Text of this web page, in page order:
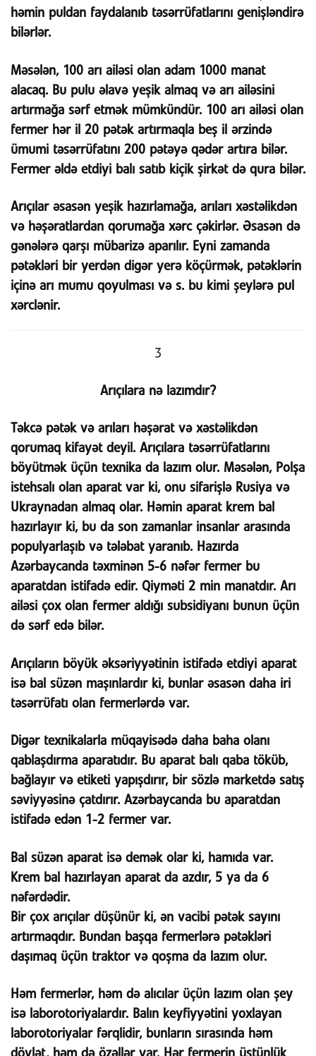
həmin puldan faydalanıb təsərrüfatlarını genişləndirə
bilərlər.
Məsələn, 100 arı ailəsi olan adam 1000 manat
alacaq. Bu pulu əlavə yeşik almaq və arı ailəsini
artırmağa sərf etmək mümkündür. 100 arı ailəsi olan
fermer hər il 20 pətək artırmaqla beş il ərzində
ümumi təsərrüfatını 200 pətəyə qədər artıra bilər.
Fermer əldə etdiyi balı satıb kiçik şirkət də qura bilər.
Arıçılar əsasən yeşik hazırlamağa, arıları xəstəlikdən
və həşəratlardan qorumağa xərc çəkirlər. Əsasən də
gənələrə qarşı mübarizə aparılır. Eyni zamanda
pətəkləri bir yerdən digər yerə köçürmək, pətəklərin
içinə arı mumu qoyulması və s. bu kimi şeylərə pul
xərclənir.
3
Arıçılara nə lazımdır?
Təkcə pətək və arıları həşərat və xəstəlikdən
qorumaq kifayət deyil. Arıçılara təsərrüfatlarını
böyütmək üçün texnika da lazım olur. Məsələn, Polşa
istehsalı olan aparat var ki, onu sifarişlə Rusiya və
Ukraynadan almaq olar. Həmin aparat krem bal
hazırlayır ki, bu da son zamanlar insanlar arasında
populyarlaşıb və tələbat yaranıb. Hazırda
Azərbaycanda təxminən 5-6 nəfər fermer bu
aparatdan istifadə edir. Qiyməti 2 min manatdır. Arı
ailəsi çox olan fermer aldığı subsidiyanı bunun üçün
də sərf edə bilər.
Arıçıların böyük əksəriyyətinin istifadə etdiyi aparat
isə bal süzən maşınlardır ki, bunlar əsasən daha iri
təsərrüfatı olan fermerlərdə var.
Digər texnikalarla müqayisədə daha baha olanı
qablaşdırma aparatıdır. Bu aparat balı qaba töküb,
bağlayır və etiketi yapışdırır, bir sözlə marketdə satış
səviyyəsinə çatdırır. Azərbaycanda bu aparatdan
istifadə edən 1-2 fermer var.
Bal süzən aparat isə demək olar ki, hamıda var.
Krem bal hazırlayan aparat da azdır, 5 ya da 6
nəfərdədir.
Bir çox arıçılar düşünür ki, ən vacibi pətək sayını
artırmaqdır. Bundan başqa fermerlərə pətəkləri
daşımaq üçün traktor və qoşma da lazım olur.
Həm fermerlər, həm də alıcılar üçün lazım olan şey
isə laborotoriyalardır. Balın keyfiyyətini yoxlayan
laborotoriyalar fərqlidir, bunların sırasında həm